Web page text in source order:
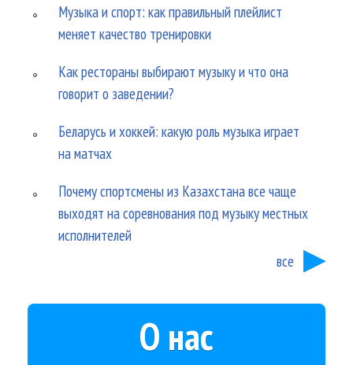
Музыка и спорт: как правильный плейлист
меняет качество тренировки
Как рестораны выбирают музыку и что она
говорит о заведении?
Беларусь и хоккей: какую роль музыка играет
на матчах
Почему спортсмены из Казахстана все чаще
выходят на соревнования под музыку местных
исполнителей
все
О нас